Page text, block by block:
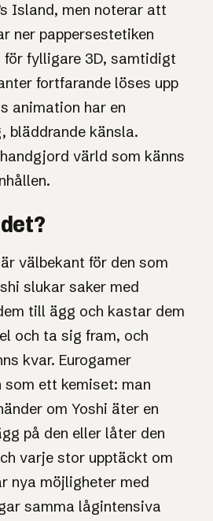
Island, men noterar att
ner pappersestetiken
fylligare 3D, samtidigt
fortfarande löses upp
animation har en
bläddrande känsla.
värld som känns
välbekant för den som
slukar saker med
till ägg och kastar dem
och ta sig fram, och
kvar. Eurogamer
som ett kemiset: man
om Yoshi äter en
på den eller låter den
varje stor upptäckt om
nya möjligheter med
samma lågintensiva